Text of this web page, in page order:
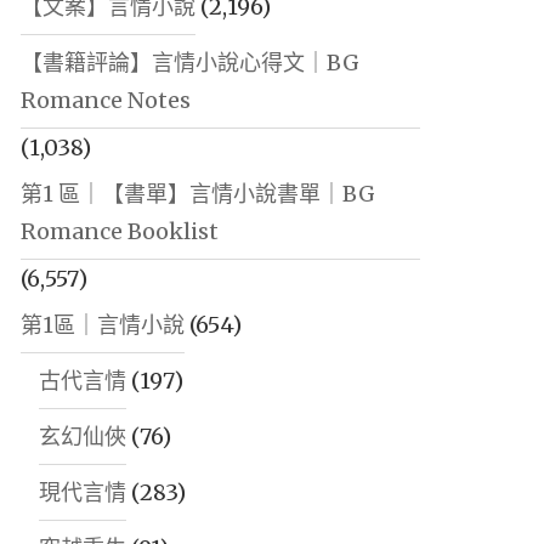
【文案】言情小說(2,196)
【書籍評論】言情小說心得文｜BG
Romance Notes
(1,038)
第1 區｜【書單】言情小說書單｜BG
Romance Booklist
(6,557)
第1區｜言情小說(654)
古代言情(197)
玄幻仙俠 (76)
現代言情(283)